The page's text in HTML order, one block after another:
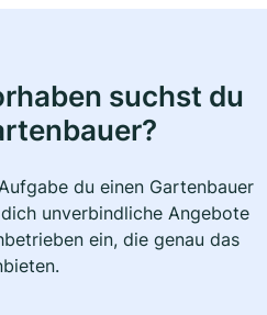
suchst du
du einen Gartenbauer
unverbindliche Angebote
ein, die genau das